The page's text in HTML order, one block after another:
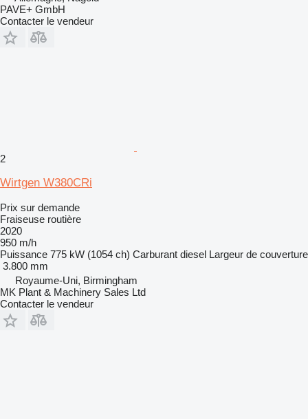
PAVE+ GmbH
Contacter le vendeur
2
Wirtgen W380CRi
Prix sur demande
Fraiseuse routière
2020
950 m/h
Puissance 775 kW (1054 ch) Carburant diesel Largeur de couverture
3.800 mm
Royaume-Uni, Birmingham
MK Plant & Machinery Sales Ltd
Contacter le vendeur